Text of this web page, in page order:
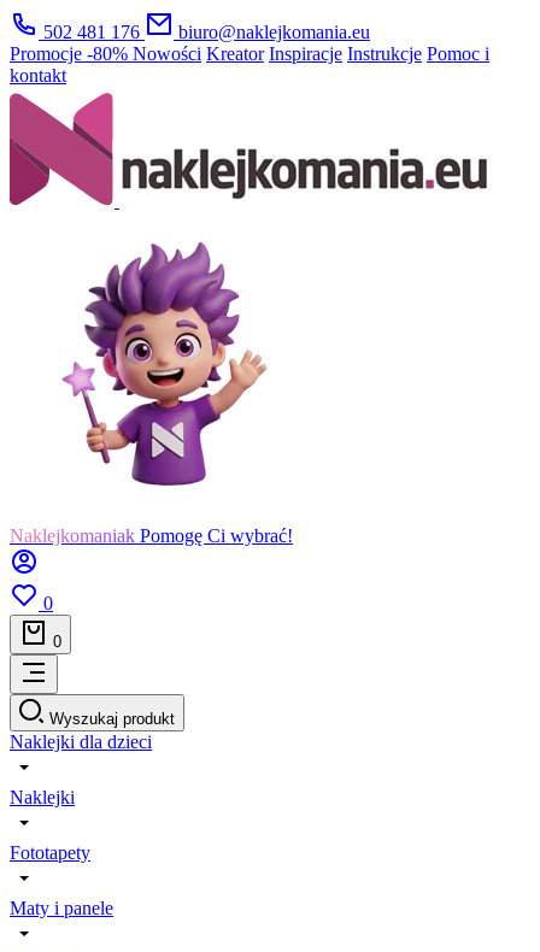
502 481 176
biuro@naklejkomania.eu
Promocje -80% Nowości Kreator Inspiracje Instrukcje Pomoc i
kontakt
Naklejkomaniak Pomogę Ci wybrać!
0
0
Wyszukaj produkt
Naklejki dla dzieci
Naklejki
Fototapety
Maty i panele